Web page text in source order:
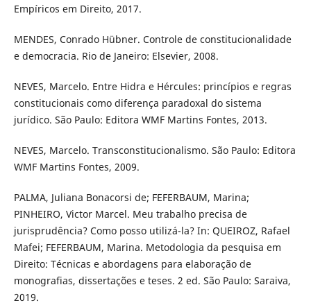
Empíricos em Direito, 2017.
MENDES, Conrado Hübner. Controle de constitucionalidade
e democracia. Rio de Janeiro: Elsevier, 2008.
NEVES, Marcelo. Entre Hidra e Hércules: princípios e regras
constitucionais como diferença paradoxal do sistema
jurídico. São Paulo: Editora WMF Martins Fontes, 2013.
NEVES, Marcelo. Transconstitucionalismo. São Paulo: Editora
WMF Martins Fontes, 2009.
PALMA, Juliana Bonacorsi de; FEFERBAUM, Marina;
PINHEIRO, Victor Marcel. Meu trabalho precisa de
jurisprudência? Como posso utilizá-la? In: QUEIROZ, Rafael
Mafei; FEFERBAUM, Marina. Metodologia da pesquisa em
Direito: Técnicas e abordagens para elaboração de
monografias, dissertações e teses. 2 ed. São Paulo: Saraiva,
2019.